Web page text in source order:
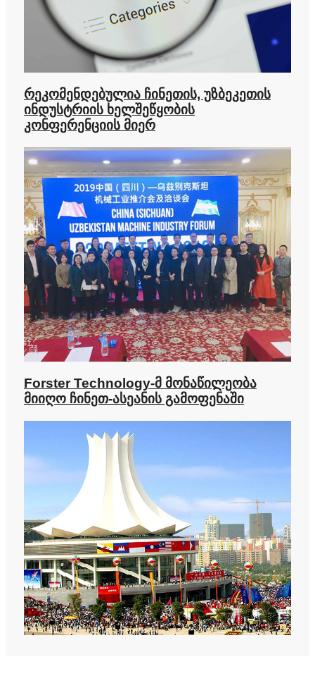
რეკომენდებულია ჩინეთის, უზბეკეთის
ინდუსტრიის ხელშეწყობის
კონფერენციის მიერ
Forster Technology-მ მონაწილეობა
მიიღო ჩინეთ-ასეანის გამოფენაში